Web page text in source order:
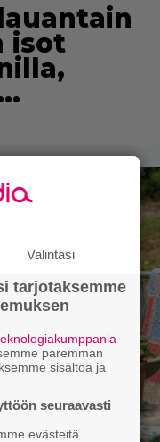
isot
Valintasi
tarjotaksemme
paremman
sisältöä ja
seuraavasti
evästeitä